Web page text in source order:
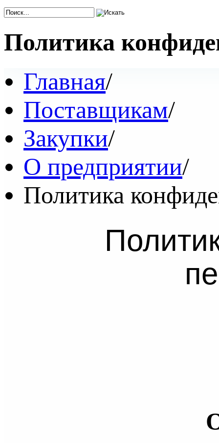
Политика
Главная/
Поставщикам/
Закупки/
О предприятии/
Политика